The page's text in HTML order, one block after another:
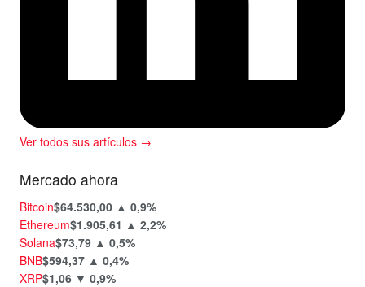
Ver todos sus artículos →
Mercado ahora
Bitcoin$64.530,00 ▲ 0,9%
Ethereum$1.905,61 ▲ 2,2%
Solana$73,79 ▲ 0,5%
BNB$594,37 ▲ 0,4%
XRP$1,06 ▼ 0,9%